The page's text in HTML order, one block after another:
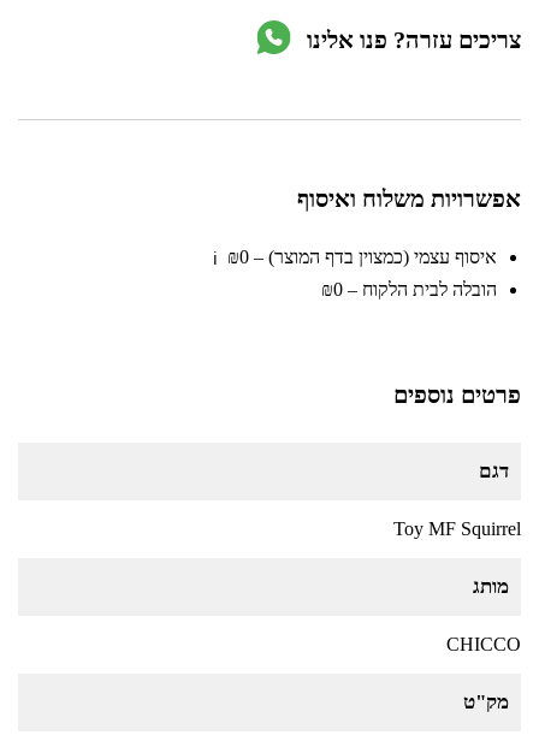
צריכים עזרה? פנו אלינו
אפשרויות משלוח ואיסוף
איסוף עצמי (כמצוין בדף המוצר) – ₪0 ℹ️
הובלה לבית הלקוח – ₪0
פרטים נוספים
דגם
Toy MF Squirrel
מותג
CHICCO
מק"ט